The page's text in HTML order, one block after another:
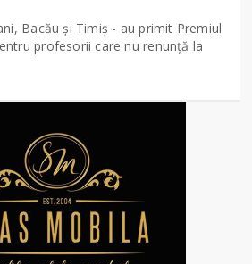
Bacău și Timiș - au primit Premiul
profesorii care nu renunță la